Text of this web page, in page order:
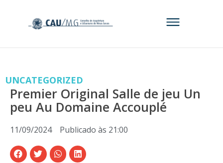
UNCATEGORIZED
Premier Original Salle de jeu Un
peu Au Domaine Accouplé
11/09/2024 Publicado às 21:00